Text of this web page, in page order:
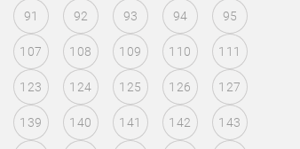
91 92 93 94 95
107 108 109 110 111
123 124 125 126 127
139 140 141 142 143